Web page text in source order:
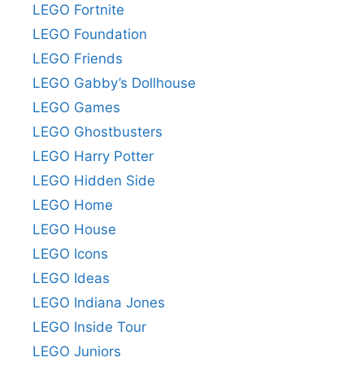
LEGO Fortnite
LEGO Foundation
LEGO Friends
LEGO Gabby’s Dollhouse
LEGO Games
LEGO Ghostbusters
LEGO Harry Potter
LEGO Hidden Side
LEGO Home
LEGO House
LEGO Icons
LEGO Ideas
LEGO Indiana Jones
LEGO Inside Tour
LEGO Juniors